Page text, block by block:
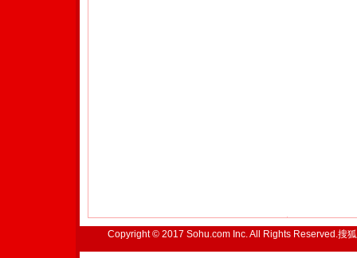
Copyright © 2017 Sohu.com Inc. All Rights Reserved.搜